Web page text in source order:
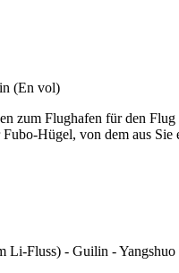
zum Flughafen für den
Hügel, von dem aus